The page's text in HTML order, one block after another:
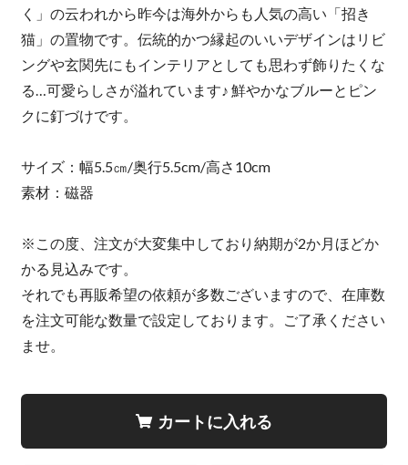
く」の云われから昨今は海外からも人気の高い「招き
猫」の置物です。伝統的かつ縁起のいいデザインはリビ
ングや玄関先にもインテリアとしても思わず飾りたくな
る…可愛らしさが溢れています♪ 鮮やかなブルーとピン
クに釘づけです。
サイズ：幅5.5㎝/奥行5.5cm/高さ10cm
素材：磁器
※この度、注文が大変集中しており納期が2か月ほどか
かる見込みです。
それでも再販希望の依頼が多数ございますので、在庫数
を注文可能な数量で設定しております。ご了承ください
ませ。
カートに入れる